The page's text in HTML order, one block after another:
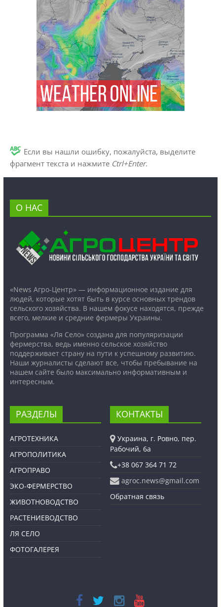
Если вы нашли ошибку, пожалуйста, выделите
фрагмент текста и нажмите Ctrl+Enter.
О НАС
«News Агро-Центр» — информационное издание для
людей, которые хотят быть в курсе основных трендов
сельского хозяйства. В нашем фокусе находятся, прежде
всего, мелкие и средние фермеры Украины.
Программа «Ля Село» создана для популяризации
фермерства, ведь именно сельское хозяйство
поддерживает страну на пути к успешному развитию.
Наши журналисты сделают все, чтобы пребывание на
нашем сайте было максимально информативным и
интересным.
РАЗДЕЛЫ
АГРОТЕХНИКА
АГРОПОЛИТИКА
АГРОПРАВО
ЭКО-ФЕРМЕРСТВО
ЖИВОТНОВОДСТВО
РАСТЕНИЕВОДСТВО
ЛЯ СЕЛО
ФОТОГАЛЕРЕЯ
КОНТАКТЫ
Украина, г. Ровно, пер.
Рабочий, 6а
+38 067 364 71 72
agroc.news@gmail.com
Обратная связь